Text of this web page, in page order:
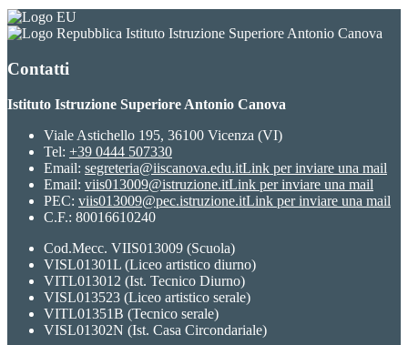
Istituto Istruzione Superiore Antonio Canova
Contatti
Istituto Istruzione Superiore Antonio Canova
Viale Astichello 195, 36100 Vicenza (VI)
Tel: +39 0444 507330
Email: segreteria@iiscanova.edu.itLink per inviare una mail
Email: viis013009@istruzione.itLink per inviare una mail
PEC: viis013009@pec.istruzione.itLink per inviare una mail
C.F.: 80016610240
Cod.Mecc. VIIS013009 (Scuola)
VISL01301L (Liceo artistico diurno)
VITL013012 (Ist. Tecnico Diurno)
VISL013523 (Liceo artistico serale)
VITL01351B (Tecnico serale)
VISL01302N (Ist. Casa Circondariale)